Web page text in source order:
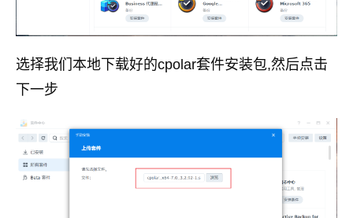
选择我们本地下载好的cpolar套件安装包,然后点击
下一步